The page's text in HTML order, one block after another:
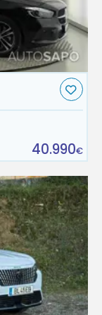
40.990€